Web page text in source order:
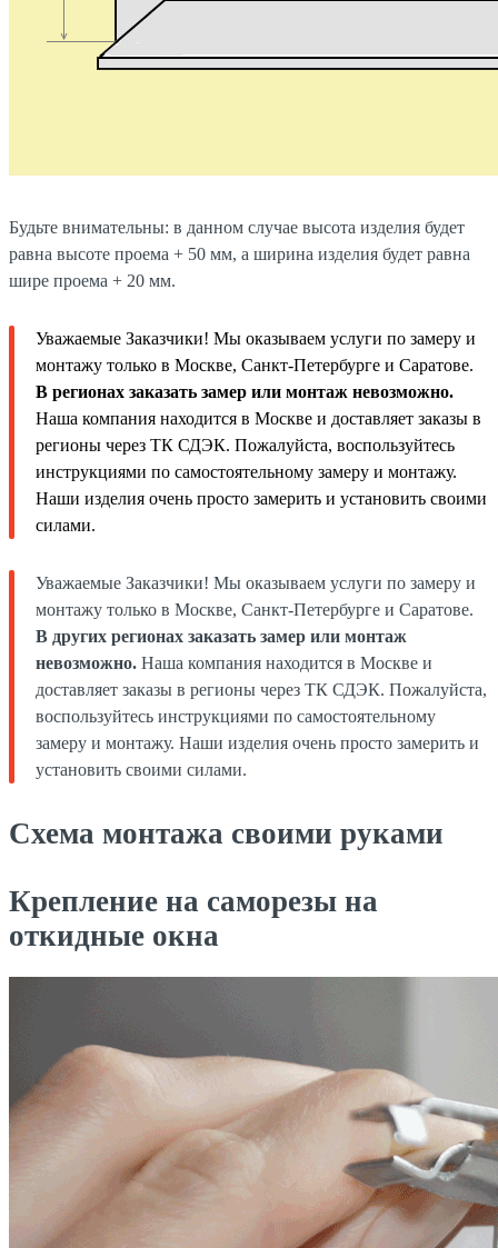
Будьте внимательны: в данном случае высота изделия будет
равна высоте проема + 50 мм, а ширина изделия будет равна
шире проема + 20 мм.
Уважаемые Заказчики! Мы оказываем услуги по замеру и
монтажу только в Москве, Санкт-Петербурге и Саратове.
В регионах заказать замер или монтаж невозможно.
Наша компания находится в Москве и доставляет заказы в
регионы через ТК СДЭК. Пожалуйста, воспользуйтесь
инструкциями по самостоятельному замеру и монтажу.
Наши изделия очень просто замерить и установить своими
силами.
Уважаемые Заказчики! Мы оказываем услуги по замеру и
монтажу только в Москве, Санкт-Петербурге и Саратове.
В других регионах заказать замер или монтаж
невозможно. Наша компания находится в Москве и
доставляет заказы в регионы через ТК СДЭК. Пожалуйста,
воспользуйтесь инструкциями по самостоятельному
замеру и монтажу. Наши изделия очень просто замерить и
установить своими силами.
Схема монтажа своими руками
Крепление на саморезы на
откидные окна